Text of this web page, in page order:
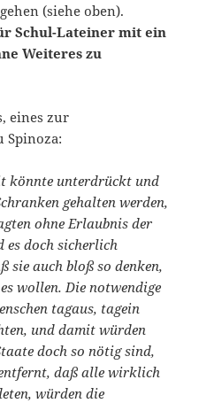
(siehe oben).
Schul-Lateiner mit ein
Weiteres zu
eines zur
Spinoza:
könnte unterdrückt und
gehalten werden,
ohne Erlaubnis der
es doch sicherlich
sie auch bloß so denken,
wollen. Die notwendige
tagaus, tagein
und damit würden
doch so nötig sind,
daß alle wirklich
würden die